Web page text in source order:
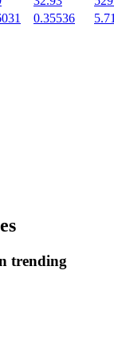
0.35536
trending